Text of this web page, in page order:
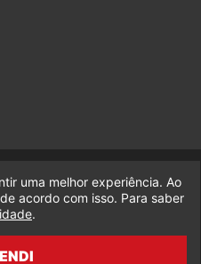
uma empresa da Legado
uma melhor experiência. Ao
acordo com isso. Para saber
.